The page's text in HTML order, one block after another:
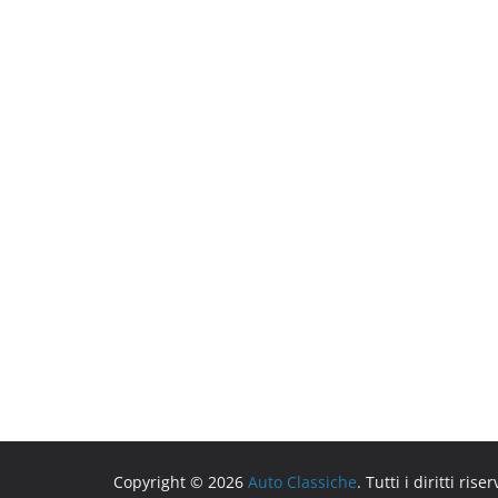
Copyright © 2026 Auto Classiche. Tutti i diritti